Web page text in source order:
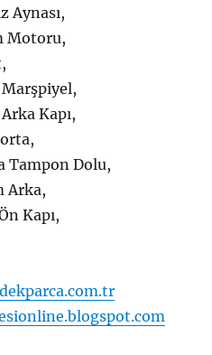
Aynası,
Motoru,
Marşpiyel,
Kapı,
Tampon Dolu,
Arka,
Kapı,